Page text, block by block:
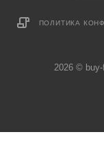
ПОЛИТИКА
2026 © buy-